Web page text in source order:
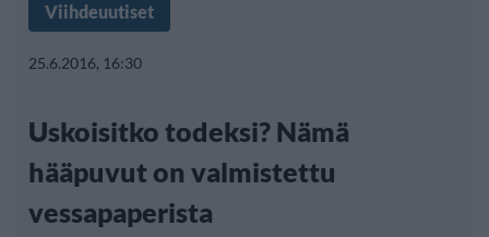
Viihdeuutiset
25.6.2016, 16:30
Uskoisitko todeksi? Nämä
hääpuvut on valmistettu
vessapaperista